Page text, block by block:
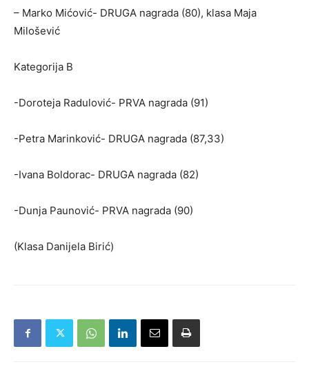
– Marko Mićović- DRUGA nagrada (80), klasa Maja
Milošević
Kategorija B
-Doroteja Radulović- PRVA nagrada (91)
-Petra Marinković- DRUGA nagrada (87,33)
-Ivana Boldorac- DRUGA nagrada (82)
-Dunja Paunović- PRVA nagrada (90)
(Klasa Danijela Birić)